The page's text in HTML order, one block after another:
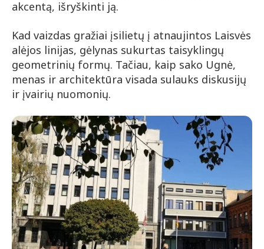
akcentą, išryškinti ją.
Kad vaizdas gražiai įsilietų į atnaujintos Laisvės
alėjos linijas, gėlynas sukurtas taisyklingų
geometrinių formų. Tačiau, kaip sako Ugnė,
menas ir architektūra visada sulauks diskusijų
ir įvairių nuomonių.